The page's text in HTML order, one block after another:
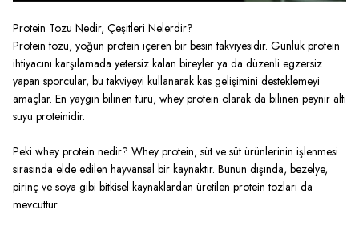
Protein Tozu Nedir, Çeşitleri Nelerdir?
Protein tozu, yoğun protein içeren bir besin takviyesidir. Günlük protein
ihtiyacını karşılamada yetersiz kalan bireyler ya da düzenli egzersiz
yapan sporcular, bu takviyeyi kullanarak kas gelişimini desteklemeyi
amaçlar. En yaygın bilinen türü, whey protein olarak da bilinen peynir altı
suyu proteinidir.
Peki whey protein nedir? Whey protein, süt ve süt ürünlerinin işlenmesi
sırasında elde edilen hayvansal bir kaynaktır. Bunun dışında, bezelye,
pirinç ve soya gibi bitkisel kaynaklardan üretilen protein tozları da
mevcuttur.